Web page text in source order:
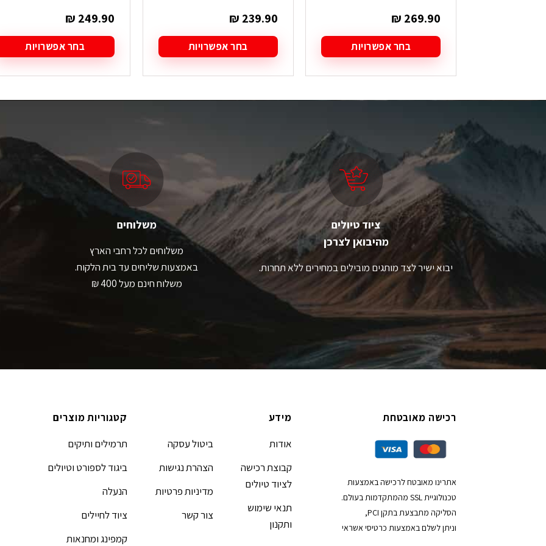
₪ 269.90
בחר אפשרויות
למוצר
זה
ניתן
לבחור
את
האפשרויות
בעמוד
המוצר
₪ 239.90
בחר אפשרויות
למוצר
זה
את
האפשרויות
בעמוד
המוצר
₪ 249.90
בחר אפשרויות
למוצר
זה
את
האפשרויות
בעמוד
ציוד טיולים
מהיבואן לצרכן
יבוא ישיר לצד מותגים מובילים במחירים ללא תחרות.
משלוחים
משלוחים לכל רחבי הארץ
באמצעות שליחים עד בית הלקוח.
משלוח חינם מעל 400 ₪
רכישה מאובטחת
אתרינו מאובטח לרכישה באמצעות
טכנולוגיית SSL מהמתקדמות בעולם.
הסליקה מתבצעת בתקן PCI,
וניתן לשלם באמצעות כרטיסי אשראי
מידע
אודות
קבוצת רכישה
לציוד טיולים
תנאי שימוש
ותקנון
ביטול עסקה
הצהרת נגישות
מדיניות פרטיות
צור קשר
קטגוריות מוצרים
תרמילים ותיקים
ביגוד לספורט וטיולים
הנעלה
ציוד לחיילים
קמפינג ומחנאות